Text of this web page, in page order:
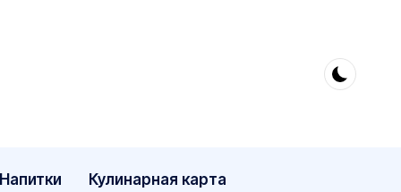
Напитки Кулинарная карта